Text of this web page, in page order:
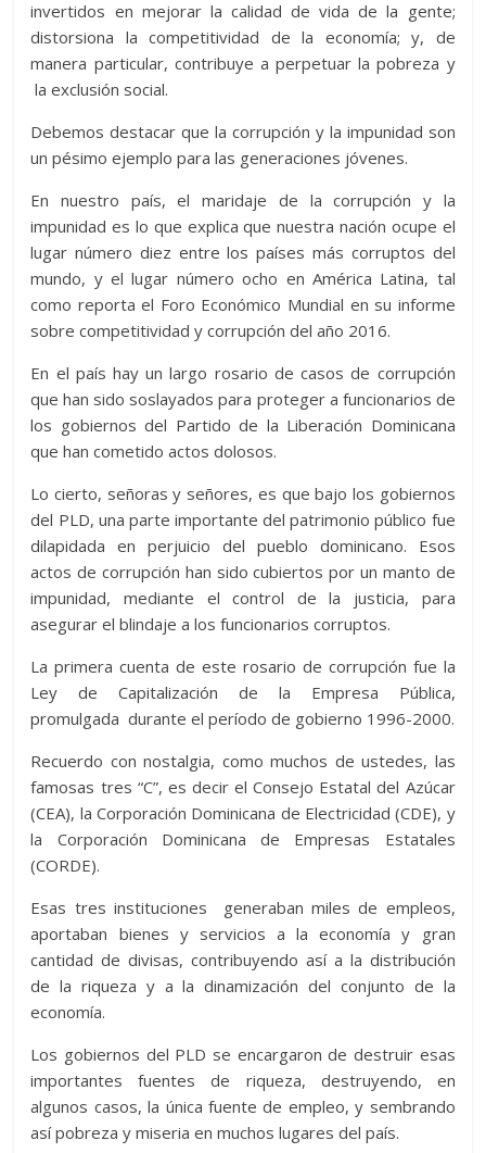
invertidos en mejorar la calidad de vida de la gente;
distorsiona la competitividad de la economía; y, de
manera particular, contribuye a perpetuar la pobreza y
la exclusión social.
Debemos destacar que la corrupción y la impunidad son
un pésimo ejemplo para las generaciones jóvenes.
En nuestro país, el maridaje de la corrupción y la
impunidad es lo que explica que nuestra nación ocupe el
lugar número diez entre los países más corruptos del
mundo, y el lugar número ocho en América Latina, tal
como reporta el Foro Económico Mundial en su informe
sobre competitividad y corrupción del año 2016.
En el país hay un largo rosario de casos de corrupción
que han sido soslayados para proteger a funcionarios de
los gobiernos del Partido de la Liberación Dominicana
que han cometido actos dolosos.
Lo cierto, señoras y señores, es que bajo los gobiernos
del PLD, una parte importante del patrimonio público fue
dilapidada en perjuicio del pueblo dominicano. Esos
actos de corrupción han sido cubiertos por un manto de
impunidad, mediante el control de la justicia, para
asegurar el blindaje a los funcionarios corruptos.
La primera cuenta de este rosario de corrupción fue la
Ley de Capitalización de la Empresa Pública,
promulgada durante el período de gobierno 1996-2000.
Recuerdo con nostalgia, como muchos de ustedes, las
famosas tres “C”, es decir el Consejo Estatal del Azúcar
(CEA), la Corporación Dominicana de Electricidad (CDE), y
la Corporación Dominicana de Empresas Estatales
(CORDE).
Esas tres instituciones generaban miles de empleos,
aportaban bienes y servicios a la economía y gran
cantidad de divisas, contribuyendo así a la distribución
de la riqueza y a la dinamización del conjunto de la
economía.
Los gobiernos del PLD se encargaron de destruir esas
importantes fuentes de riqueza, destruyendo, en
algunos casos, la única fuente de empleo, y sembrando
así pobreza y miseria en muchos lugares del país.